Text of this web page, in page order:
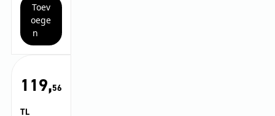
Toev
oege
n
119,56
TL